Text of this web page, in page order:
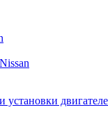
установки